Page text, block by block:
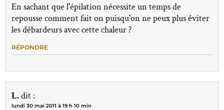
En sachant que l'épilation nécessite un temps de
repousse comment fait on puisqu'on ne peux plus éviter
les débardeurs avec cette chaleur ?
RÉPONDRE
L. dit :
lundi 30 mai 2011 à 19 h 10 min